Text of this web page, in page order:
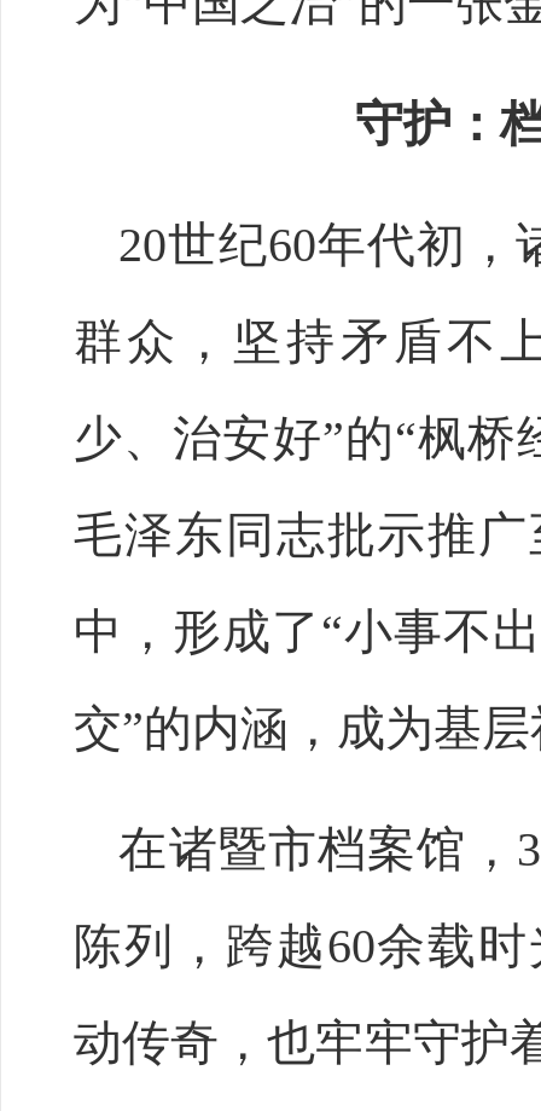
守护：
20世纪60年代初，
群众，坚持矛盾不
少、治安好”的“枫桥
毛泽东同志批示推
中，形成了“小事不
交”的内涵，成为基
在诸暨市档案馆，
陈列，跨越60余载
动传奇，也牢牢守护